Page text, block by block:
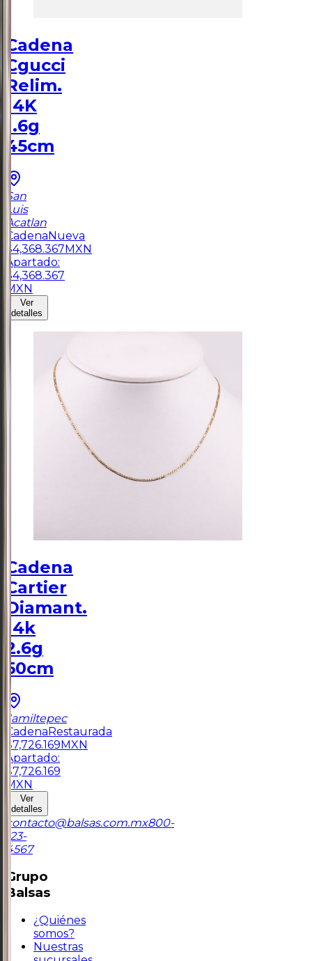
Cadena
Cgucci
Relim.
14K
1.6g
45cm
San
Luis
Acatlan
CadenaNueva
$4,368.367MXN
Apartado:
$4,368.367
MXN
Ver
detalles
Cadena
Cartier
Diamant.
14k
2.6g
50cm
Jamiltepec
CadenaRestaurada
$7,726.169MXN
Apartado:
$7,726.169
MXN
Ver
detalles
contacto@balsas.com.mx800-
123-
4567
Grupo
Balsas
¿Quiénes
somos?
Nuestras